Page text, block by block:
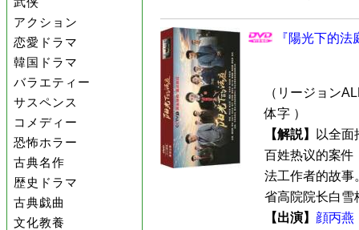
アクション
恋愛ドラマ
韓国ドラマ
バラエティー
サスペンス
コメディー
恐怖ホラー
古典名作
歴史ドラマ
古典戯曲
文化教養
『陽光下的
（リージョン
体字 ）
【解説】
以全
百姓热议的案件
法工作者的故事
省高院院长白雪
【出演】 顔丙燕